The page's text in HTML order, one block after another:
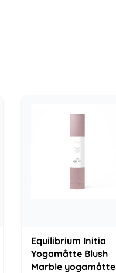
Equilibrium Initia
Yogamåtte Blush
Marble yogamåtte